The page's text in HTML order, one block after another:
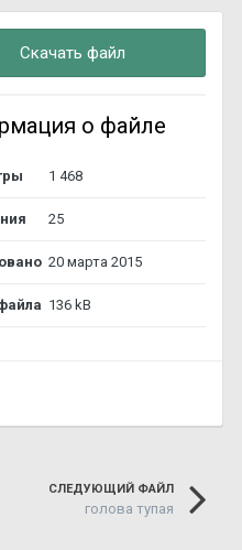
Скачать файл
о файле
1 468
25
20 марта 2015
136 kB
СЛЕДУЮЩИЙ ФАЙЛ
голова тупая